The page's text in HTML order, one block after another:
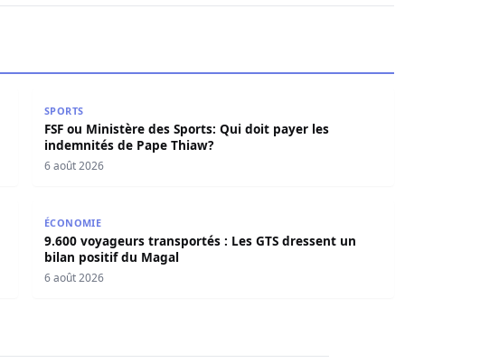
SPORTS
FSF ou Ministère des Sports: Qui doit payer les
indemnités de Pape Thiaw?
6 août 2026
ÉCONOMIE
9.600 voyageurs transportés : Les GTS dressent un
bilan positif du Magal
6 août 2026